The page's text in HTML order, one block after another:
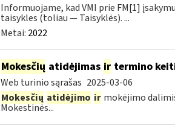
Informuojame, kad VMI prie FM[1]
taisykles (toliau — Taisyklės). ...
Metai: 2022
Mokesčių atidėjimas irtermino
Web turinio sąrašas 2025-03-06
Mokesčių atidėjimo ir mokėjimo
Mokestinės...